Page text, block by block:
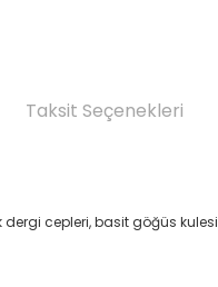
Taksit Seçenekleri
dergi cepleri,basitgöğüs kulesi